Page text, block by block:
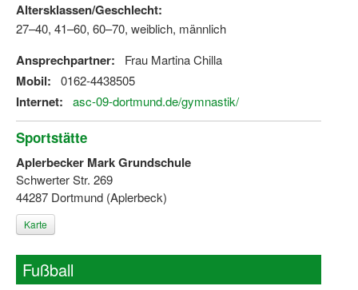
Altersklassen/Geschlecht:
27–40, 41–60, 60–70, weiblich, männlich
Ansprechpartner: Frau Martina Chilla
Mobil: 0162-4438505
Internet: asc-09-dortmund.de/gymnastik/
Sportstätte
Aplerbecker Mark Grundschule
Schwerter Str. 269
44287 Dortmund (Aplerbeck)
Karte
Fußball